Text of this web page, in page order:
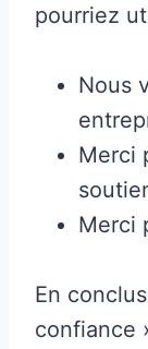
pourriez
Nous
Merci
Merci
En
confiance